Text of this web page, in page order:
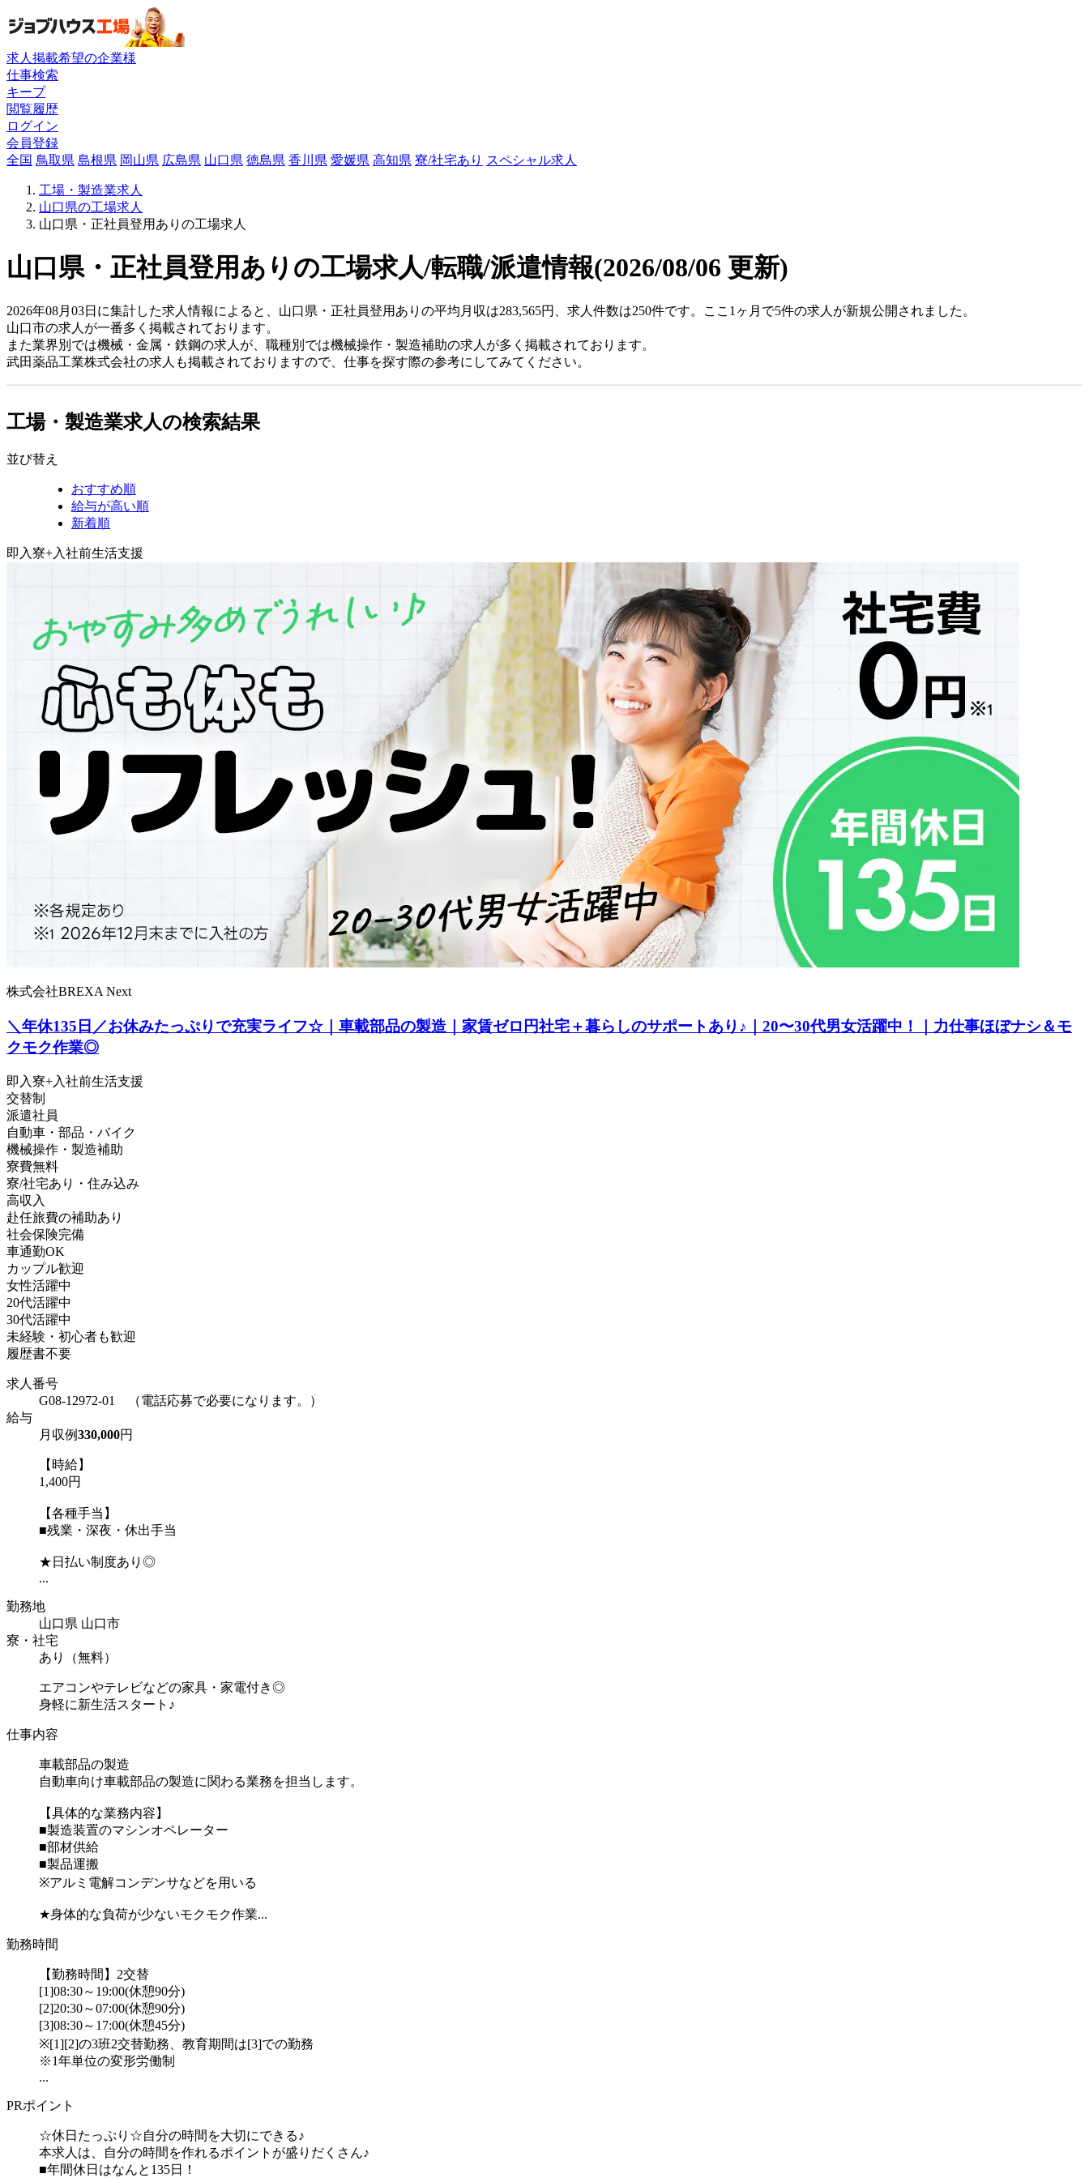
求人掲載希望の企業様
仕事検索
キープ
閲覧履歴
ログイン
会員登録
全国 鳥取県 島根県 岡山県 広島県 山口県 徳島県 香川県 愛媛県 高知県 寮/社宅あり スペシャル求人
工場・製造業求人
山口県の工場求人
山口県・正社員登用ありの工場求人
山口県・正社員登用ありの工場求人/転職/派遣情報(2026/08/06 更新)
2026年08月03日に集計した求人情報によると、山口県・正社員登用ありの平均月収は283,565円、求人件数は250件です。ここ1ヶ月で5件の求人が新規公開されました。
山口市の求人が一番多く掲載されております。
また業界別では機械・金属・鉄鋼の求人が、職種別では機械操作・製造補助の求人が多く掲載されております。
武田薬品工業株式会社の求人も掲載されておりますので、仕事を探す際の参考にしてみてください。
工場・製造業求人の検索結果
並び替え
おすすめ順
給与が高い順
新着順
即入寮+入社前生活支援
株式会社BREXA Next
＼年休135日／お休みたっぷりで充実ライフ☆｜車載部品の製造｜家賃ゼロ円社宅＋暮らしのサポートあり♪｜20〜30代男女活躍中！｜力仕事ほぼナシ＆モ
クモク作業◎
即入寮+入社前生活支援
交替制
派遣社員
自動車・部品・バイク
機械操作・製造補助
寮費無料
寮/社宅あり・住み込み
高収入
赴任旅費の補助あり
社会保険完備
車通勤OK
カップル歓迎
女性活躍中
20代活躍中
30代活躍中
未経験・初心者も歓迎
履歴書不要
求人番号
G08-12972-01 （電話応募で必要になります。）
給与
月収例330,000円
【時給】
1,400円
【各種手当】
■残業・深夜・休出手当
★日払い制度あり◎
...
勤務地
山口県 山口市
寮・社宅
あり（無料）
エアコンやテレビなどの家具・家電付き◎
身軽に新生活スタート♪
仕事内容
車載部品の製造
自動車向け車載部品の製造に関わる業務を担当します。
【具体的な業務内容】
■製造装置のマシンオペレーター
■部材供給
■製品運搬
※アルミ電解コンデンサなどを用いる
★身体的な負荷が少ないモクモク作業...
勤務時間
【勤務時間】2交替
[1]08:30～19:00(休憩90分)
[2]20:30～07:00(休憩90分)
[3]08:30～17:00(休憩45分)
※[1][2]の3班2交替勤務、教育期間は[3]での勤務
※1年単位の変形労働制
...
PRポイント
☆休日たっぷり☆自分の時間を大切にできる♪
本求人は、自分の時間を作れるポイントが盛りだくさん♪
■年間休日はなんと135日！